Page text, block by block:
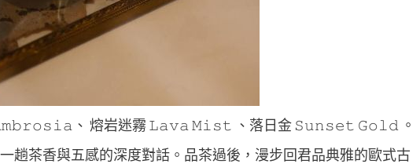
、 熔岩迷霧 𝙻𝚊𝚟𝚊 𝙼𝚒𝚜𝚝 、落日金 𝚂𝚞𝚗𝚜𝚎𝚝 𝙶𝚘𝚕𝚍 。
趟茶香與五感的深度對話。品茶過後，漫步回君品典雅的歐式古